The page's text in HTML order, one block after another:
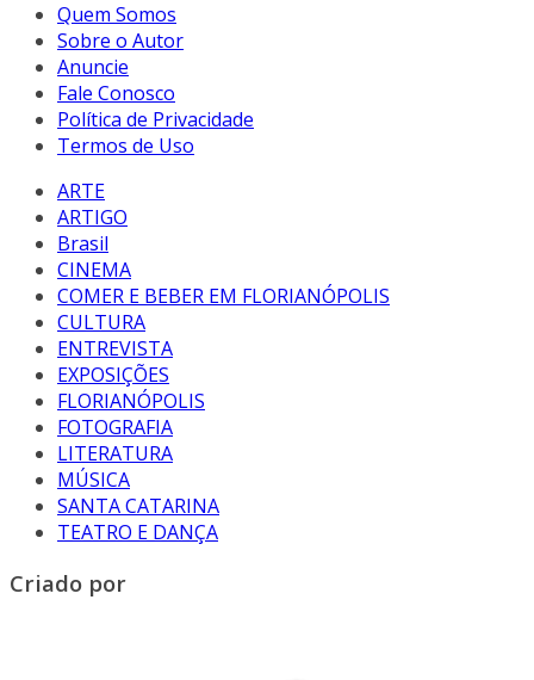
Quem Somos
Sobre o Autor
Anuncie
Fale Conosco
Política de Privacidade
Termos de Uso
ARTE
ARTIGO
Brasil
CINEMA
COMER E BEBER EM FLORIANÓPOLIS
CULTURA
ENTREVISTA
EXPOSIÇÕES
FLORIANÓPOLIS
FOTOGRAFIA
LITERATURA
MÚSICA
SANTA CATARINA
TEATRO E DANÇA
Criado por